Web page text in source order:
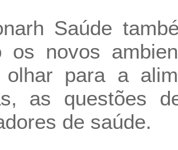
Saúde
os novos
olhar para a
as questões
de saúde.